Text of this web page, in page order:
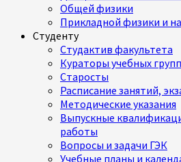
Общей физики
Прикладной физики и
Студенту
Студактив факультета
Кураторы учебных групп
Старосты
Расписание занятий,
Методические указания
Выпускные
работы
Вопросы и задачи ГЭК
Учебные планы и